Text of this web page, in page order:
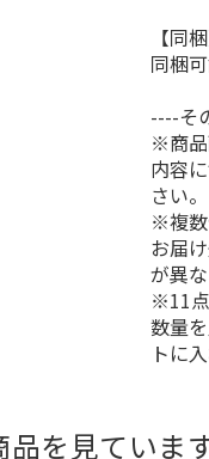
【同梱
同梱
----そ
※商品
内容
さい。
※複数
お届
が異
※11
数量
トに
を見ています